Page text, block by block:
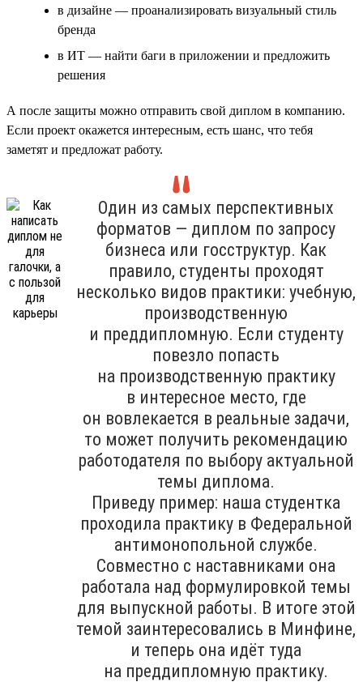
в дизайне — проанализировать визуальный стиль
бренда
в ИТ — найти баги в приложении и предложить
решения
А после защиты можно отправить свой диплом в компанию.
Если проект окажется интересным, есть шанс, что тебя
заметят и предложат работу.
Один из самых перспективных
форматов — диплом по запросу
бизнеса или госструктур. Как
правило, студенты проходят
несколько видов практики: учебную,
производственную
и преддипломную. Если студенту
повезло попасть
на производственную практику
в интересное место, где
он вовлекается в реальные задачи,
то может получить рекомендацию
работодателя по выбору актуальной
темы диплома.
Приведу пример: наша студентка
проходила практику в Федеральной
антимонопольной службе.
Совместно с наставниками она
работала над формулировкой темы
для выпускной работы. В итоге этой
темой заинтересовались в Минфине,
и теперь она идёт туда
на преддипломную практику.